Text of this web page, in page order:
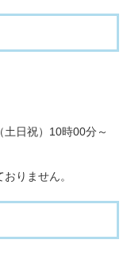
日祝）10時00分～
ません。